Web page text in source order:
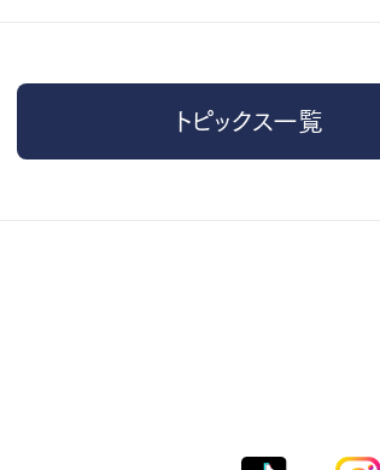
トピックス一覧